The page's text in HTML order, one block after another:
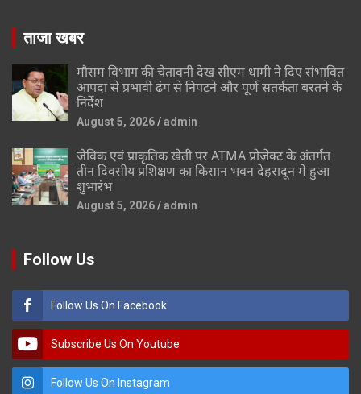
ताजा खबर
मौसम विभाग की चेतावनी देख सीएम धामी ने दिए संभावित
आपदा से प्रभावी ढंग से निपटने और पूर्ण सतर्कता बरतने के
निर्देश
August 5, 2026 admin
जैविक एवं प्राकृतिक खेती पर ATMA प्रोजेक्ट के अंतर्गत
तीन दिवसीय प्रशिक्षण का किसान भवन देहरादून मे हुआ
शुभारंभ
August 5, 2026 admin
Follow Us
Follow Us On Facebook
Subscribe Us On Youtube
Follow Us On Instagram